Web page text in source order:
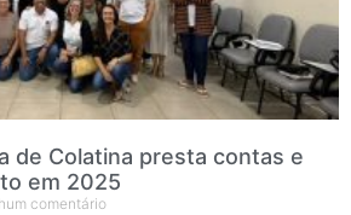
de Colatina presta contas e
em 2025
comentário